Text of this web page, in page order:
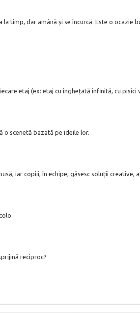
timp, dar amână și se încurcă. Este o ocazie
etaj (ex: etaj cu înghețată infinită, cu
o scenetă bazată pe ideile lor.
iar copiii, în echipe, găsesc soluții creative,
reciproc?